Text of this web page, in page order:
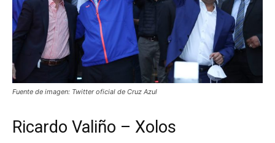
Fuente de imagen: Twitter oficial de Cruz Azul
Ricardo Valiño – Xolos